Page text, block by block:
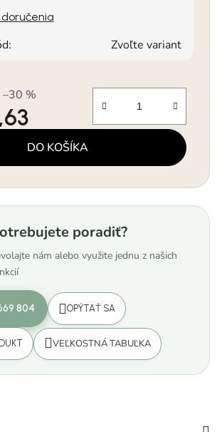
Zvoľte variant
–30 %
DO KOŠÍKA
poradiť?
nám alebo využite jednu z našich
804 OPÝTAŤ SA
VEĽKOSTNÁ TABUĽKA